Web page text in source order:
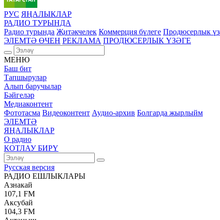
РУС ЯҢАЛЫКЛАР
РАДИО ТУРЫНДА
Радио турында Җитәкчелек Коммерция бүлеге Продюсерлык
ЭЛЕМТӘ ӨЧЕН РЕКЛАМА ПРОДЮСЕРЛЫК ҮЗӘГЕ
МЕНЮ
Баш бит
Тапшырулар
Алып баручылар
Бәйгеләр
Медиаконтент
Фототасма Видеоконтент Аудио-архив Болгарда жырлыйм
ЭЛЕМТӘ
ЯҢАЛЫКЛАР
О радио
КОТЛАУ БИРҮ
Русская версия
РАДИО ЕШЛЫКЛАРЫ
Азнакай
107,1 FM
Аксубай
104,3 FM